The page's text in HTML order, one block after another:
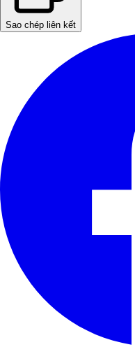
Sao chép liên kết